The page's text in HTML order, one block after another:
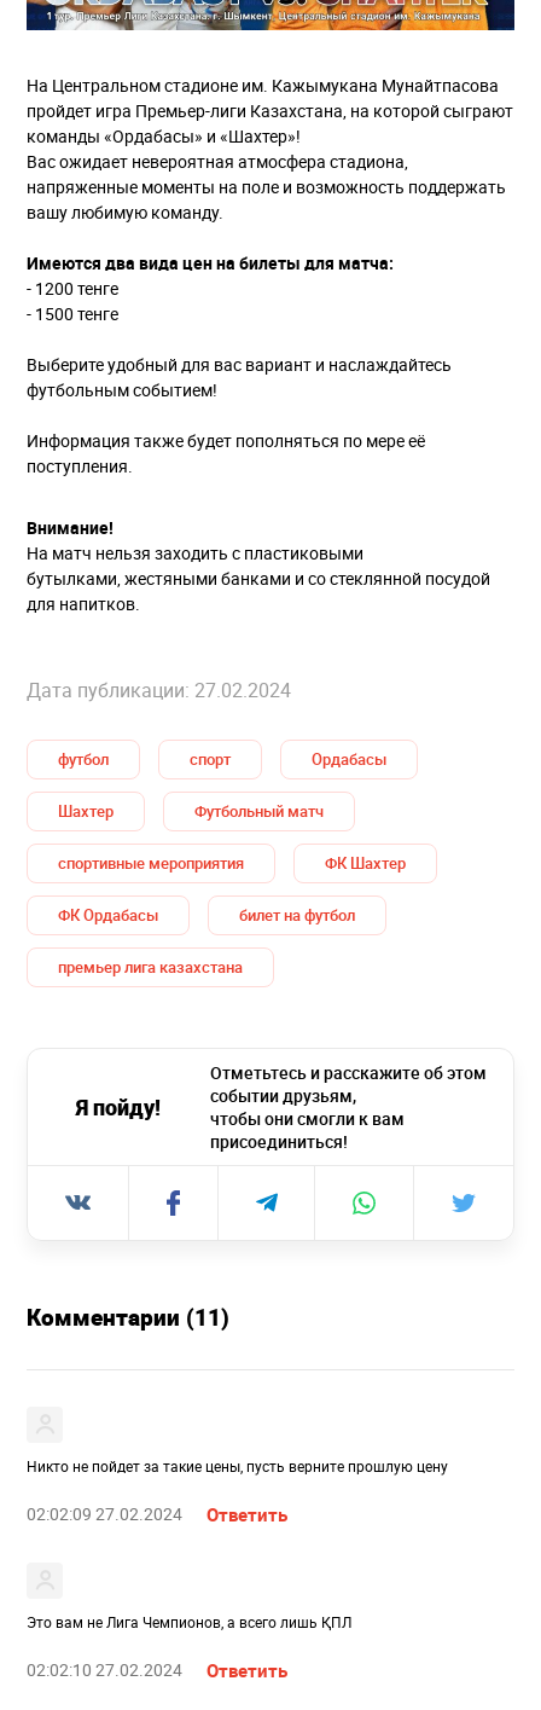
На Центральном стадионе им. Кажымукана Мунайтпасова
пройдет игра Премьер-лиги Казахстана, на которой сыграют
команды «Ордабасы» и «Шахтер»!
Вас ожидает невероятная атмосфера стадиона,
напряженные моменты на поле и возможность поддержать
вашу любимую команду.
Имеются два вида цен на билеты для матча:
- 1200 тенге
- 1500 тенге
Выберите удобный для вас вариант и наслаждайтесь
футбольным событием!
Информация также будет пополняться по мере её
поступления.
Внимание!
На матч нельзя заходить с пластиковыми
бутылками, жестяными банками и со стеклянной посудой
для напитков.
Дата публикации: 27.02.2024
футбол спорт Ордабасы
Шахтер Футбольный матч
спортивные мероприятия ФК Шахтер
ФК Ордабасы билет на футбол
премьер лига казахстана
Я пойду!
Отметьтесь и расскажите об этом
событии друзьям,
чтобы они смогли к вам
присоединиться!
Комментарии (11)
Никто не пойдет за такие цены, пусть верните прошлую цену
02:02:09 27.02.2024 Ответить
Это вам не Лига Чемпионов, а всего лишь ҚПЛ
02:02:10 27.02.2024 Ответить